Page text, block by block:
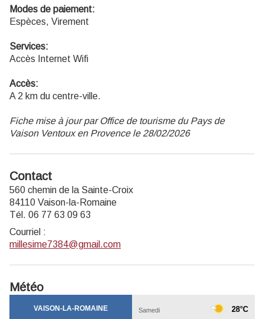
Modes de paiement:
Espèces, Virement
Services:
Accès Internet Wifi
Accès:
A 2 km du centre-ville.
Fiche mise à jour par Office de tourisme du Pays de
Vaison Ventoux en Provence le 28/02/2026
Contact
560 chemin de la Sainte-Croix
84110 Vaison-la-Romaine
Tél. 06 77 63 09 63
Courriel :
millesime7384@gmail.com
Météo